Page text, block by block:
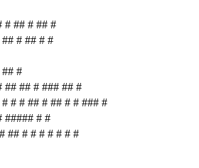
# ## # ## #
# ## # #
#
## ## # ### ## #
# # ## # ## # # ### #
##### # #
## # # # # # # #